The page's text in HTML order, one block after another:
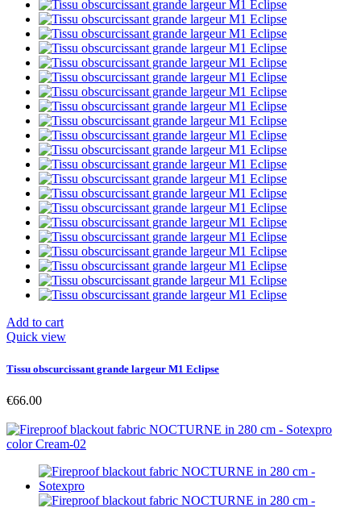
Add to cart
Quick view
Tissu obscurcissant grande largeur M1 Eclipse
€66.00